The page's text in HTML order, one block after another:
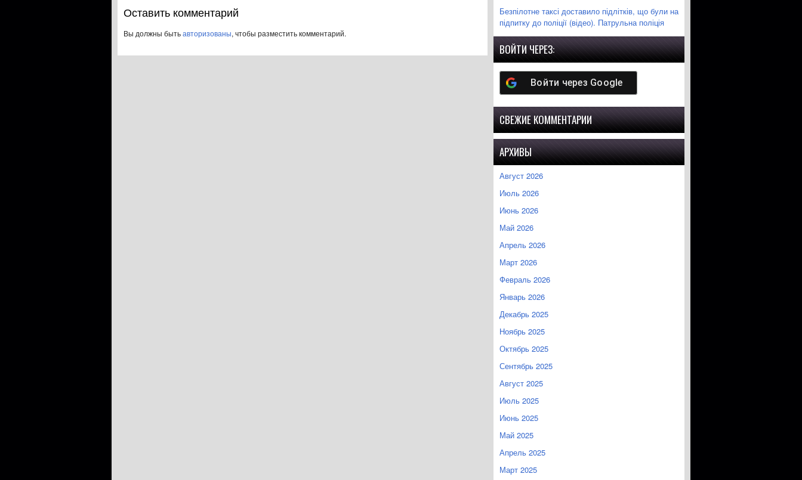
Оставить комментарий
Вы должны бытьавторизованы, чтобы разместить комментарий.
Безпілотне таксі доставило підлітків, що були на
підпитку до поліції (відео). Патрульна поліція
ВОЙТИ ЧЕРЕЗ:
Войти через Google
СВЕЖИЕ КОММЕНТАРИИ
АРХИВЫ
Август 2026
Июль 2026
Июнь 2026
Май 2026
Апрель 2026
Март 2026
Февраль 2026
Январь 2026
Декабрь 2025
Ноябрь 2025
Октябрь 2025
Сентябрь 2025
Август 2025
Июль 2025
Июнь 2025
Май 2025
Апрель 2025
Март 2025